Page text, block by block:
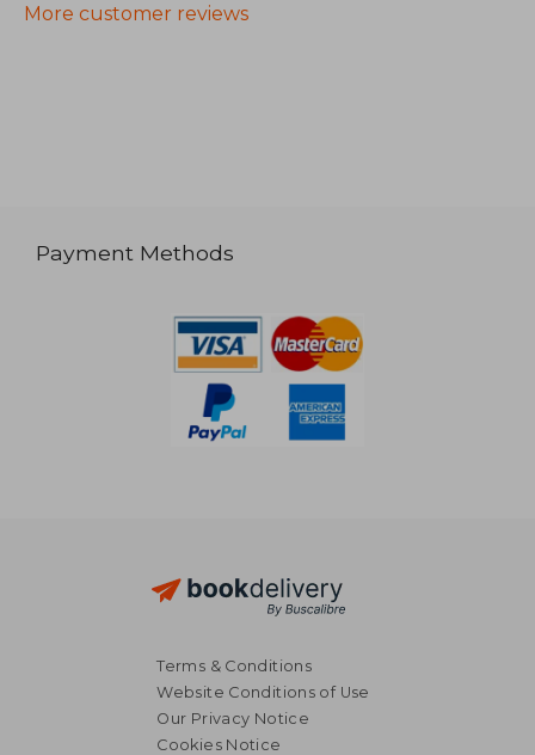
More customer reviews
Payment Methods
Terms & Conditions
Website Conditions of Use
Our Privacy Notice
Cookies Notice